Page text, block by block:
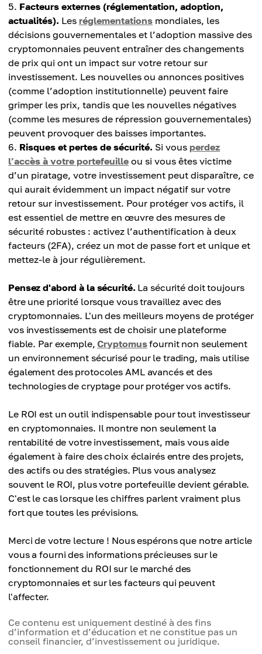
Facteurs externes (réglementation, adoption,
actualités). Les réglementations mondiales, les
décisions gouvernementales et l’adoption massive des
cryptomonnaies peuvent entraîner des changements
de prix qui ont un impact sur votre retour sur
investissement. Les nouvelles ou annonces positives
(comme l’adoption institutionnelle) peuvent faire
grimper les prix, tandis que les nouvelles négatives
(comme les mesures de répression gouvernementales)
peuvent provoquer des baisses importantes.
Risques et pertes de sécurité. Si vous perdez
l’accès à votre portefeuille ou si vous êtes victime
d’un piratage, votre investissement peut disparaître, ce
qui aurait évidemment un impact négatif sur votre
retour sur investissement. Pour protéger vos actifs, il
est essentiel de mettre en œuvre des mesures de
sécurité robustes : activez l’authentification à deux
facteurs (2FA), créez un mot de passe fort et unique et
mettez-le à jour régulièrement.
Pensez d'abord à la sécurité. La sécurité doit toujours
être une priorité lorsque vous travaillez avec des
cryptomonnaies. L'un des meilleurs moyens de protéger
vos investissements est de choisir une plateforme
fiable. Par exemple,Cryptomusfournit non seulement
un environnement sécurisé pour le trading, mais utilise
également des protocoles AML avancés et des
technologies de cryptage pour protéger vos actifs.
Le ROI est un outil indispensable pour tout investisseur
en cryptomonnaies. Il montre non seulement la
rentabilité de votre investissement, mais vous aide
également à faire des choix éclairés entre des projets,
des actifs ou des stratégies. Plus vous analysez
souvent le ROI, plus votre portefeuille devient gérable.
C'est le cas lorsque les chiffres parlent vraiment plus
fort que toutes les prévisions.
Merci de votre lecture ! Nous espérons que notre article
vous a fourni des informations précieuses sur le
fonctionnement du ROI sur le marché des
cryptomonnaies et sur les facteurs qui peuvent
l'affecter.
Ce contenu est uniquement destiné à des fins
d’information et d’éducation et ne constitue pas un
conseil financier, d’investissement ou juridique.